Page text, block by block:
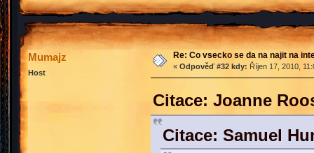
Mumajz
Host
Re: Co vsecko se da na najit na
« Odpověď #32 kdy: Říjen 17, 2010,
Citace: Joanne
Citace: Samuel